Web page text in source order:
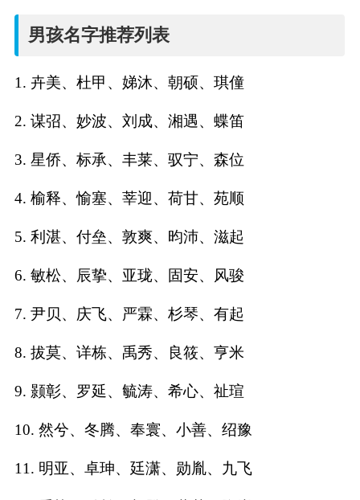
女孩名字
名
字
男孩名字打分
女孩名字打分
生
肖
起
名
男孩名字推荐列表
1. 卉美、杜甲、娣沐、朝硕、琪僮
2. 谋弨、妙波、刘成、湘遇、蝶笛
3. 星侨、标承、丰莱、驭宁、森位
4. 榆释、愉塞、莘迎、荷甘、苑顺
5. 利湛、付垒、敦爽、昀沛、滋起
6. 敏松、辰挚、亚珑、固安、风骏
7. 尹贝、庆飞、严霖、杉琴、有起
8. 拔莫、详栋、禹秀、良筱、亨米
9. 颢彰、罗延、毓涛、希心、祉瑄
10. 然兮、冬腾、奉寰、小善、绍豫
11. 明亚、卓珅、廷潇、勋胤、九飞